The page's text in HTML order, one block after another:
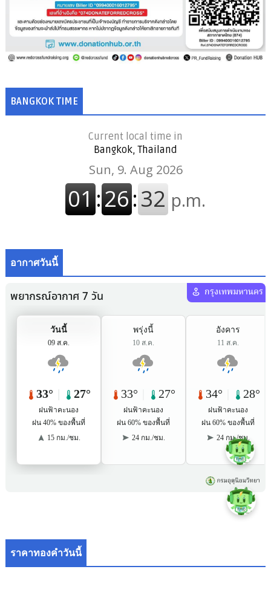
BANGKOK TIME
Current local time in
Bangkok, Thailand
อากาศวันนี้
ราคาทองคำวันนี้